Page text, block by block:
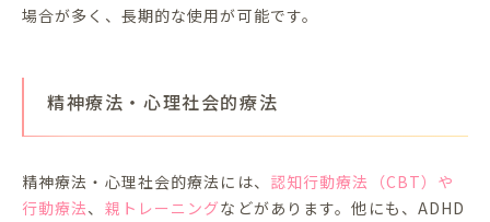
場合が多く、長期的な使用が可能です。
精神療法・心理社会的療法
精神療法・心理社会的療法には、 認知行動療法（CBT）や
行動療法、 親トレーニングなどがあります。他にも、ADHD